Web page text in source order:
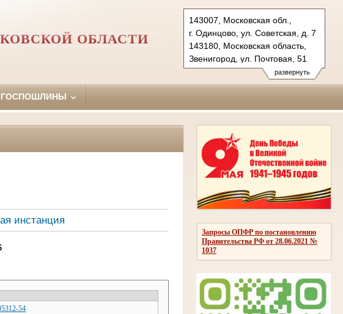
развернуть
143007, Московская обл.,
г. Одинцово, ул. Советская, д. 7
143180, Московская область,
Звенигород, ул. Почтовая, 51
Тел.: (495)590-74-76 (гр.)
593-56-20 (уг.)
697 13 27 (кас канц.)
показать на карте
ОБЛАСТИ
ГОСПОШЛИНЫ
Запросы ОПФР по постановлению
Правительства РФ от 28.06.2021 №
1037
инстанция
54